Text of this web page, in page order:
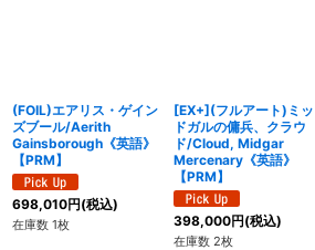
(FOIL)エアリス・ゲイン
ズブール/Aerith
Gainsborough《英語》
【PRM】
698,010円(税込)
在庫数 1枚
[EX+](フルアート)ミッ
ドガルの傭兵、クラウ
ド/Cloud, Midgar
Mercenary《英語》
【PRM】
398,000円(税込)
在庫数 2枚